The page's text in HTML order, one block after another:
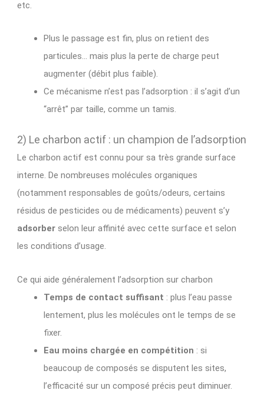
etc.
Plus le passage est fin, plus on retient des
particules… mais plus la perte de charge peut
augmenter (débit plus faible).
Ce mécanisme n’est pas l’adsorption : il s’agit d’un
“arrêt” par taille, comme un tamis.
2) Le charbon actif : un champion de l’adsorption
Le charbon actif est connu pour sa très grande surface
interne. De nombreuses molécules organiques
(notamment responsables de goûts/odeurs, certains
résidus de pesticides ou de médicaments) peuvent s’y
adsorberselon leur affinité avec cette surface et selon
les conditions d’usage.
Ce qui aide généralement l’adsorption sur charbon
Temps de contact suffisant : plus l’eau passe
lentement, plus les molécules ont le temps de se
fixer.
Eau moins chargée en compétition : si
beaucoup de composés se disputent les sites,
l’efficacité sur un composé précis peut diminuer.